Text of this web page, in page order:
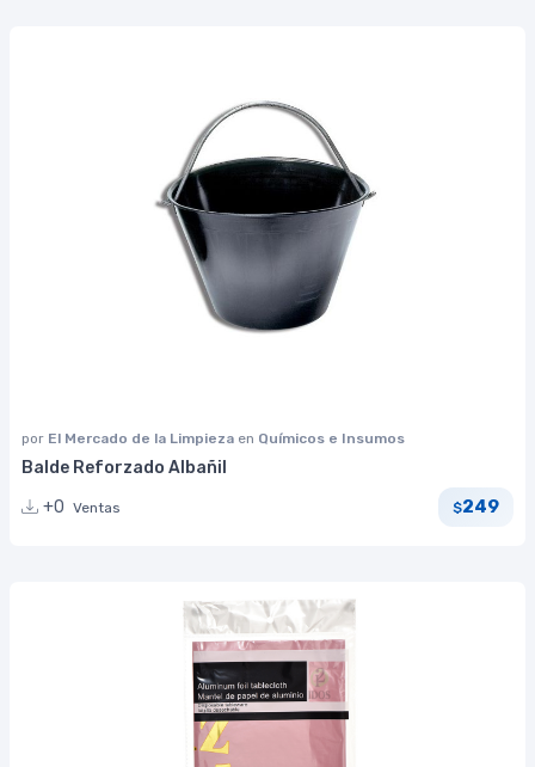
por El Mercado de la Limpieza en Químicos e Insumos
Balde Reforzado Albañil
+0 Ventas $249